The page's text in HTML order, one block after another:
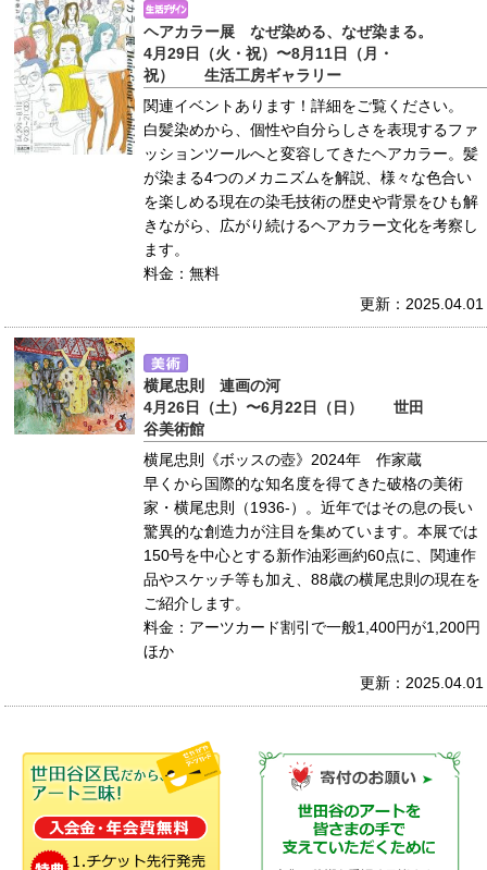
ヘアカラー展 なぜ染める、なぜ染まる。
4月29日（火・祝）〜8月11日（月・
祝） 生活工房ギャラリー
関連イベントあります！詳細をご覧ください。
白髪染めから、個性や自分らしさを表現するファ
ッションツールへと変容してきたヘアカラー。髪
が染まる4つのメカニズムを解説、様々な色合い
を楽しめる現在の染毛技術の歴史や背景をひも解
きながら、広がり続けるヘアカラー文化を考察し
ます。
料金：無料
更新：2025.04.01
横尾忠則 連画の河
4月26日（土）〜6月22日（日） 世田
谷美術館
横尾忠則《ボッスの壺》2024年 作家蔵
早くから国際的な知名度を得てきた破格の美術
家・横尾忠則（1936-）。近年ではその息の長い
驚異的な創造力が注目を集めています。本展では
150号を中心とする新作油彩画約60点に、関連作
品やスケッチ等も加え、88歳の横尾忠則の現在を
ご紹介します。
料金：アーツカード割引で一般1,400円が1,200円
ほか
更新：2025.04.01